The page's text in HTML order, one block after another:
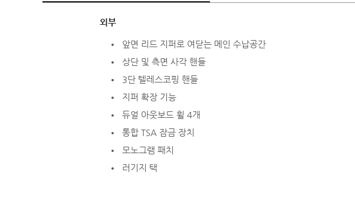
외부
앞면 리드 지퍼로 여닫는 메인 수납공간
상단 및 측면 사각 핸들
3단 텔레스코핑 핸들
지퍼 확장 기능
듀얼 아웃보드 휠 4개
통합 TSA 잠금 장치
모노그램 패치
러기지 택